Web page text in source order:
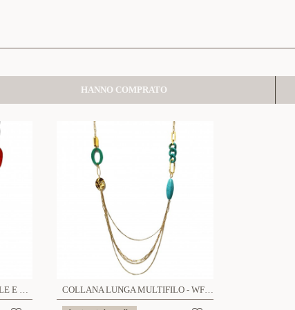
HANNO COMPRATO
COLLANA CON CATENA OVALE E RESINA - WF2396E679 COLLANA LUNGA MULTIFILO - WF23120E767